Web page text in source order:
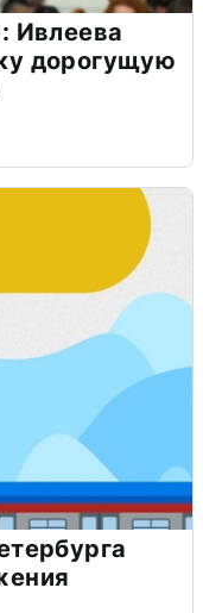
Ивлеева
дорогущую